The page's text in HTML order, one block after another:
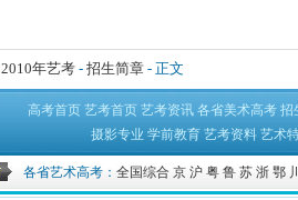
2010年艺考 - 招生简章 - 正文
高考首页 艺考首页 艺考资讯 各省美术高考 招
摄影专业 学前教育 艺考资料 艺术
各省艺术高考： 全国综合 京 沪 粤 鲁 苏 浙 鄂 川